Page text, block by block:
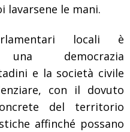
lavarsene le mani.
locali è
democrazia
e la società civile
con il dovuto
del territorio
affinché possano